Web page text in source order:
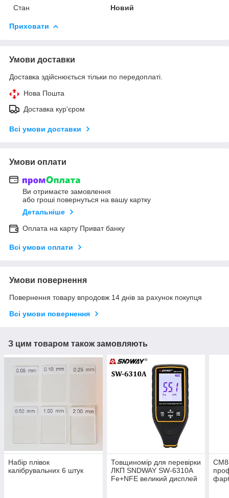
Стан
Новий
Приховати
Умови доставки
Доставка здійснюється тільки по передоплаті.
Нова Пошта
Доставка кур'єром
Всі умови доставки
Умови оплати
Ви отримаєте замовлення
або гроші повернуться на вашу картку
Детальніше
Оплата на карту Приват банку
Всі умови оплати
Умови повернення
Повернення товару впродовж 14 днів за рахунок покупця
Всі умови повернення
З цим товаром також замовляють
Набір плівок
калібрувальних 6 штук
Товщиномір для перевірки
ЛКП SNDWAY SW-6310A
Fe+NFE великий дисплей